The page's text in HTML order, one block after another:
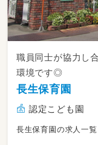
職員同士が協力し
環境です◎
長生保育園
認定こども園
長生保育園の求人一